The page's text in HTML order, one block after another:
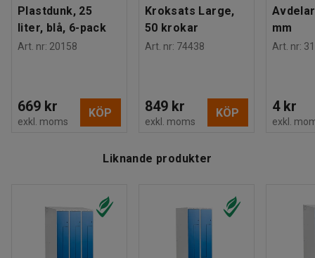
Kvalitets- & miljöbedömning:
EPD, Byggvarubedömd ID: 139208
Media
Plastdunk, 25
liter, blå, 6-pack
Art. nr: 20158
669 kr
exkl. moms
KÖP
Kroksats Large,
50 krokar
Art. nr: 74438
849 kr
exkl. moms
KÖP
mm
Art. nr:
4 kr
exkl.
Liknande produkter